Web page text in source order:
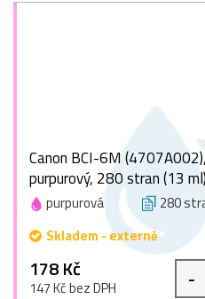
Canon BCI-6M
purpurový, 280 stran (13 ml)
purpurová 280
Skladem - externě
178 Kč
147 Kč bez DPH -